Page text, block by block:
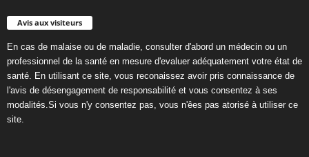
Avis aux visiteurs
En cas de malaise ou de maladie, consulter d'abord un médecin ou un
professionnel de la santé en mesure d'evaluer adéquatement votre état de
santé. En utilisant ce site, vous reconaissez avoir pris connaissance de
l'avis de désengagement de responsabilité et vous consentez à ses
modalités.Si vous n'y consentez pas, vous n'êes pas atorisé à utiliser ce
site.